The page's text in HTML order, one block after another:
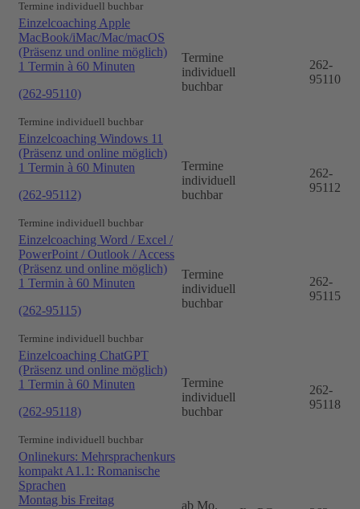
Termine individuell buchbar
Einzelcoaching Apple
MacBook/iMac/Mac/macOS
(Präsenz und online möglich)
1 Termin à 60 Minuten
(262-95110)
Termine individuell buchbar
Termine
individuell
buchbar
262-
95110
Einzelcoaching Windows 11
(Präsenz und online möglich)
1 Termin à 60 Minuten
(262-95112)
Termine individuell buchbar
Termine
individuell
buchbar
262-
95112
Einzelcoaching Word / Excel /
PowerPoint / Outlook / Access
(Präsenz und online möglich)
1 Termin à 60 Minuten
(262-95115)
Termine individuell buchbar
Termine
individuell
buchbar
262-
95115
Einzelcoaching ChatGPT
(Präsenz und online möglich)
1 Termin à 60 Minuten
(262-95118)
Termine individuell buchbar
Termine
individuell
buchbar
262-
95118
Onlinekurs: Mehrsprachenkurs
kompakt A1.1: Romanische
Sprachen
Montag bis Freitag
ab Mo.